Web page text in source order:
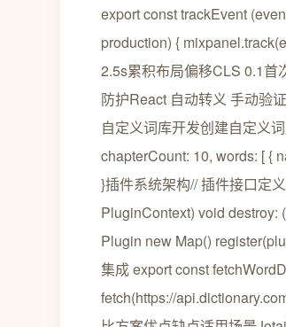
export const trackEvent
production) {
2.5s累积布局偏移CLS 0.1首
防护React 自动转义 手动验
自定义词库开发创建自定义
chapterCount: 10, words: [ {
}插件系统架构// 插件接口定
PluginContext) void destroy:
Plugin new Map()
集成 export const
fetch(https://